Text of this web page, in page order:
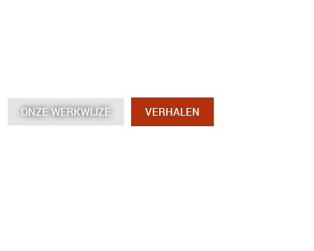
ONZE WERKWIJZE VERHALEN
ONZE WERKWIJZE VERHALEN
ONZE WERKWIJZE VERHALEN
ONZE WERKWIJZE VERHALEN